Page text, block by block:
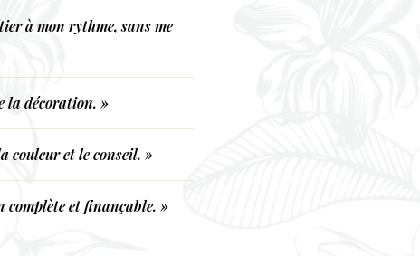
à mon rythme, sans me
la décoration. »
couleur et le conseil. »
complète et finançable. »